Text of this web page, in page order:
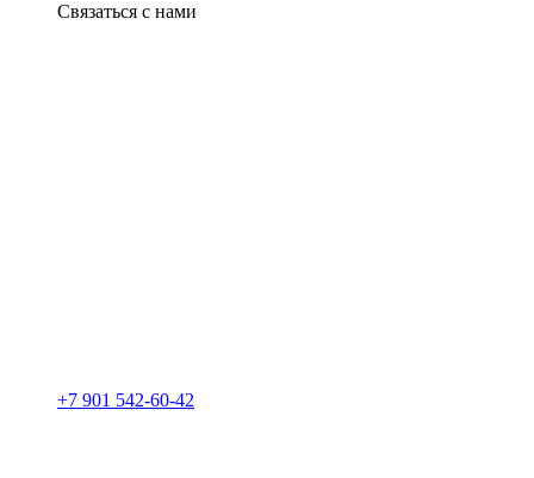
Связаться с нами
+7 901 542-60-42